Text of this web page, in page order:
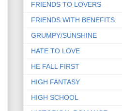
FRIENDS TO LOVERS
FRIENDS WITH BENEFITS
GRUMPY/SUNSHINE
HATE TO LOVE
HE FALL FIRST
HIGH FANTASY
HIGH SCHOOL